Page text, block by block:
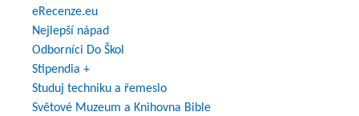
eRecenze.eu
Nejlepší nápad
Odborníci Do Škol
Stipendia +
Studuj techniku a řemeslo
Světové Muzeum a Knihovna Bible